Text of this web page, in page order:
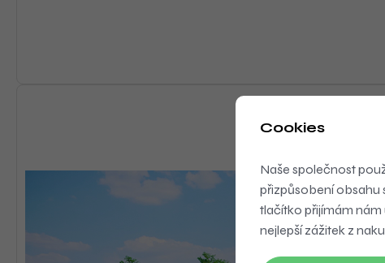
Cookies
Naše společnost
přizpůsobení obsahu
tlačítko přijímám nám
nejlepší zážitek z